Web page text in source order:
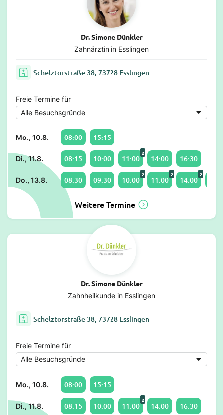
Dr. Simone Dünkler
Zahnärztin in Esslingen
Schelztorstraße 38, 73728 Esslingen
Freie Termine für
Mo., 10.8. 08:00 15:15
Di., 11.8. 08:15 10:00 11:00
2
14:00 16:30
Do., 13.8. 08:30 09:30 10:00
2
11:00
2
14:00
2
Weitere Termine
Dr. Simone Dünkler
Zahnheilkunde in Esslingen
Schelztorstraße 38, 73728 Esslingen
Freie Termine für
Mo., 10.8. 08:00 15:15
Di., 11.8. 08:15 10:00 11:00
2
14:00 16:30